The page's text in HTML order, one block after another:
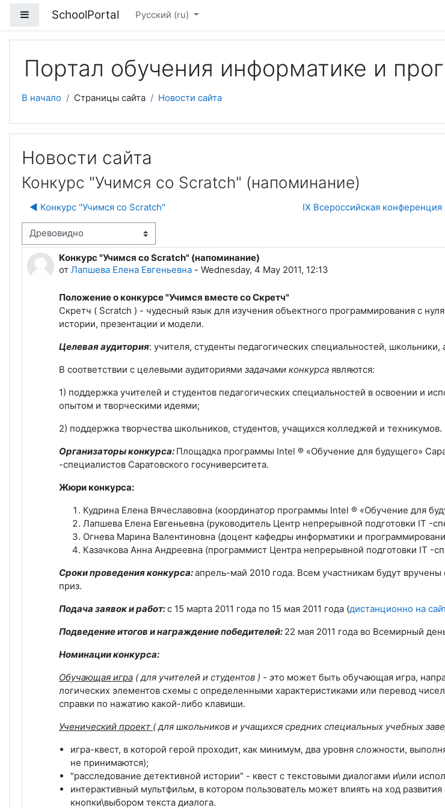
Боковая панель
SchoolPortal Русский ‎(ru)‎
Портал обучения информатике и
В начало Страницы сайта Новости сайта
Новости сайта
Конкурс "Учимся со Scratch" (напоминание)
◀︎ Конкурс "Учимся со Scratch" IX Всероссийская
отображения
Конкурс "Учимся со Scratch" (напоминание)
от Лапшева Елена Евгеньевна - Wednesday, 4 May 2011, 12:13
Количество ответов: 0
Положение о конкурсе "Учимся вместе со Скретч"
Скретч ( Scratch ) - чудесный язык для изучения объектного программирования с
истории, презентации и модели.
Целевая аудитория: учителя, студенты педагогических специальностей,
В соответствии с целевыми аудиториями задачами конкурса являются:
1) поддержка учителей и студентов педагогических специальностей в освоении и
опытом и творческими идеями;
2) поддержка творчества школьников, студентов, учащихся колледжей и техникумов.
Организаторы конкурса: Площадка программы Intel ® «Обучение для будущего»
-специалистов Саратовского госуниверситета.
Жюри конкурса:
Кудрина Елена Вячеславовна (координатор программы Intel ® «Обучение для
Лапшева Елена Евгеньевна (руководитель Центр непрерывной подготовки IT -
Огнева Марина Валентиновна (доцент кафедры информатики и
Казачкова Анна Андреевна (программист Центра непрерывной подготовки IT -
Сроки проведения конкурса:апрель-май 2010 года. Всем участникам будут
приз.
Подача заявок и работ:с 15 марта 2011 года по 15 мая 2011 года (дистанционно на
Подведение итогов и награждение победителей: 22 мая 2011 года во Всемирный
Номинации конкурса:
Обучающая игра ( для учителей и студентов ) - это может быть обучающая игра,
логических элементов схемы с определенными характеристиками или перевод
справки по нажатию какой-либо клавиши.
Ученический проект ( для школьников и учащихся средних специальных учебных
игра-квест, в которой герой проходит, как минимум, два уровня сложности,
не принимаются);
"расследование детективной истории" - квест с текстовыми диалогами и\или
интерактивный мультфильм, в котором пользователь может влиять на ход
кнопки\выбором текста диалога.